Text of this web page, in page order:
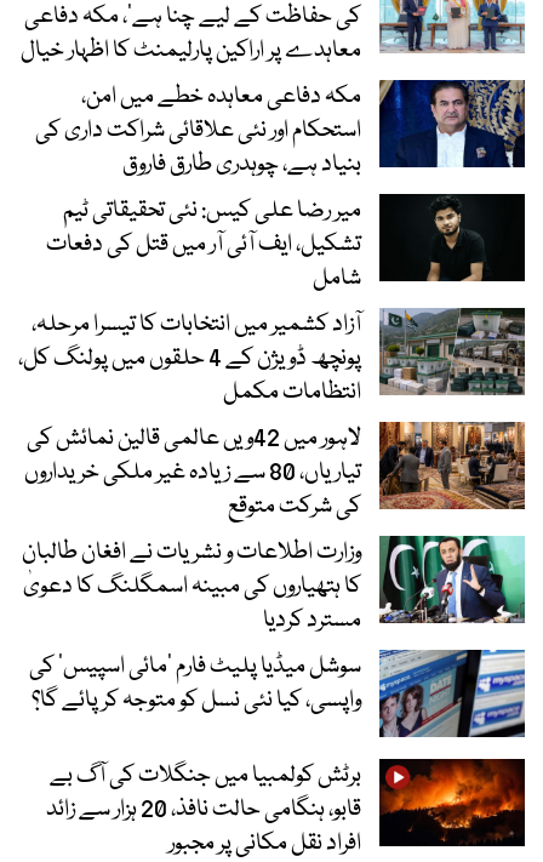
کی حفاظت کے لیے چنا ہے‘، مکہ دفاعی
معاہدے پر اراکین پارلیمنٹ کا اظہار خیال
مکہ دفاعی معاہدہ خطے میں امن،
استحکام اور نئی علاقائی شراکت داری کی
بنیاد ہے، چوہدری طارق فاروق
میر رضا علی کیس: نئی تحقیقاتی ٹیم
تشکیل، ایف آئی آر میں قتل کی دفعات
شامل
آزاد کشمیر میں انتخابات کا تیسرا مرحلہ،
پونچھ ڈویژن کے 4 حلقوں میں پولنگ کل،
انتظامات مکمل
لاہور میں 42ویں عالمی قالین نمائش کی
تیاریاں، 80 سے زیادہ غیر ملکی خریداروں
کی شرکت متوقع
وزارت اطلاعات و نشریات نے افغان طالبان
کا ہتھیاروں کی مبینہ اسمگلنگ کا دعویٰ
مسترد کردیا
سوشل میڈیا پلیٹ فارم ‘مائی اسپیس’ کی
واپسی، کیا نئی نسل کو متوجہ کر پائے گا؟
برٹش کولمبیا میں جنگلات کی آگ بے
قابو، ہنگامی حالت نافذ، 20 ہزار سے زائد
افراد نقل مکانی پر مجبور